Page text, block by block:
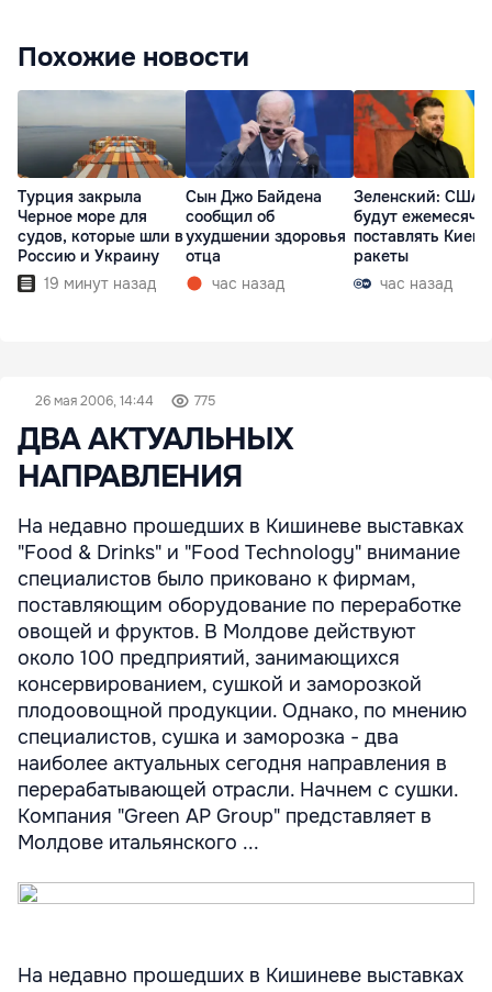
Похожие новости
Турция закрыла
Черное море для
судов, которые шли в
Россию и Украину
19 минут назад
Сын Джо Байдена
сообщил об
ухудшении здоровья
отца
час назад
Зеленский: США
будут
поставлять Киеву
ракеты
час назад
26 мая 2006, 14:44 775
ДВА АКТУАЛЬНЫХ
НАПРАВЛЕНИЯ
На недавно прошедших в Кишиневе выставках
"Food & Drinks" и "Food Technology" внимание
специалистов было приковано к фирмам,
поставляющим оборудование по переработке
овощей и фруктов. В Молдове действуют
около 100 предприятий, занимающихся
консервированием, сушкой и заморозкой
плодоовощной продукции. Однако, по мнению
специалистов, сушка и заморозка - два
наиболее актуальных сегодня направления в
перерабатывающей отрасли. Начнем с сушки.
Компания "Green AP Group" представляет в
Молдове итальянского ...
На недавно прошедших в Кишиневе выставках